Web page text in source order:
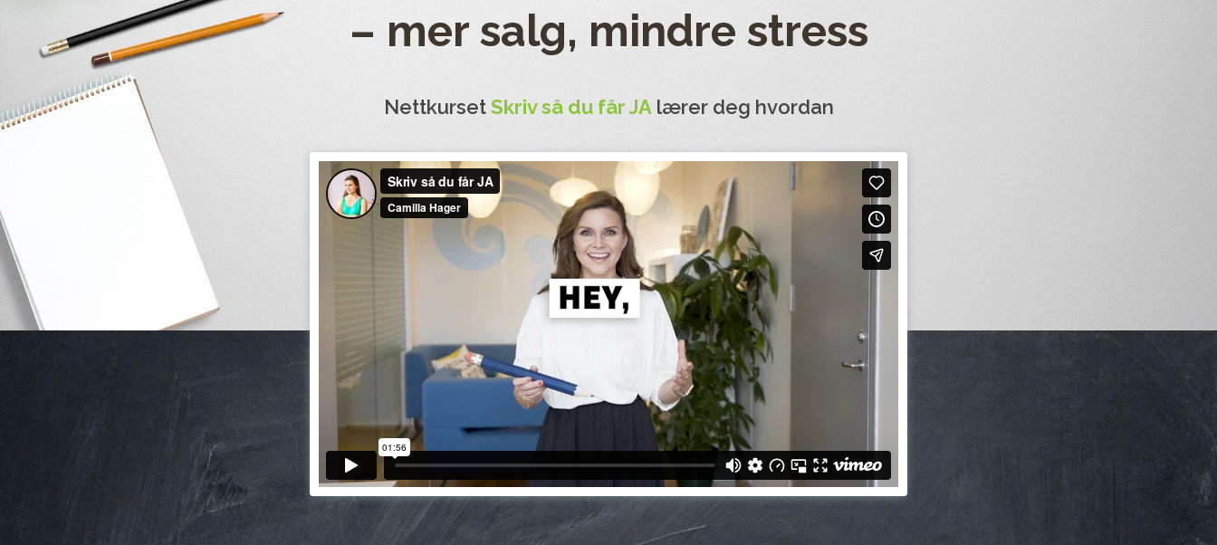
– mer salg, mindre stress
Nettkurset Skriv så du får JA lærer deg hvordan